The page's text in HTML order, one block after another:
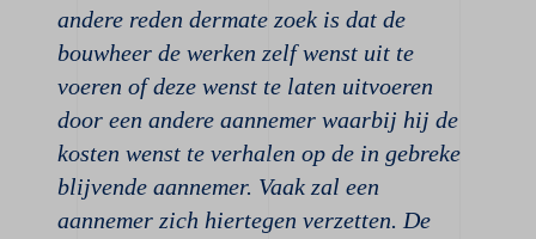
andere reden dermate zoek is dat de
bouwheer de werken zelf wenst uit te
voeren of deze wenst te laten uitvoeren
door een andere aannemer waarbij hij de
kosten wenst te verhalen op de in gebreke
blijvende aannemer. Vaak zal een
aannemer zich hiertegen verzetten. De